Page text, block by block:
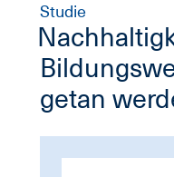
Studie
getan